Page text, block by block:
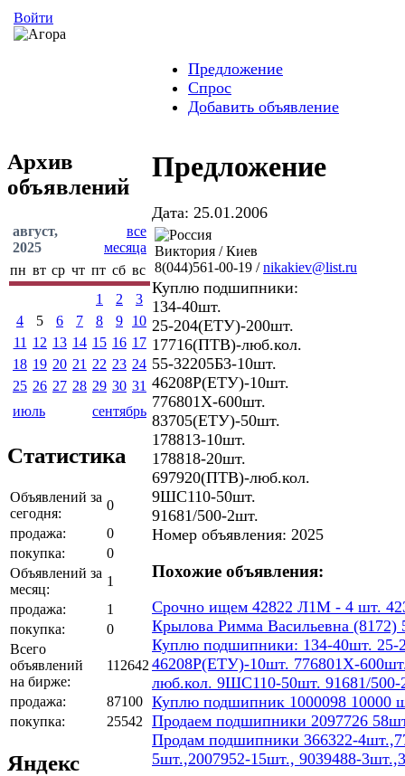
Войти
Предложение
Спрос
Добавить объявление
Архив
объявлений
август,
2025
все
месяца
пн вт ср чт пт сб вс
1
2
3
4
5 6 7 8 9
10
11 12 13 14 15 16 17
18 19 20 21 22 23 24
25 26 27 28 29 30 31
июль
сентябрь
Статистика
Объявлений за
сегодня:
0
продажа:
0
покупка:
0
Объявлений за
месяц:
1
продажа:
1
покупка:
0
Всего
объявлений
на бирже:
112642
продажа:
87100
покупка:
25542
Яндекс
Предложение
Дата: 25.01.2006
Виктория / Киев
8(044)561-00-19 /nikakiev@list.ru
Куплю подшипники:
134-40шт.
25-204(ЕТУ)-200шт.
17716(ПТВ)-люб.кол.
55-32205Б3-10шт.
46208Р(ЕТУ)-10шт.
776801Х-600шт.
83705(ЕТУ)-50шт.
178813-10шт.
178818-20шт.
697920(ПТВ)-люб.кол.
9ШС110-50шт.
91681/500-2шт.
Номер объявления: 2025
Похожие объявления:
Срочно ищем 42822 Л1М - 4 шт.
Крылова Римма Васильевна (8172)
Куплю подшипники: 134-40шт.
46208Р(ЕТУ)-10шт. 776801Х-
люб.кол. 9ШС110-50шт. 91681/500-
Куплю подшипник 1000098 10000
Продаем подшипники 2097726
Продам подшипники 366322-
5шт.,2007952-15шт., 9039488-